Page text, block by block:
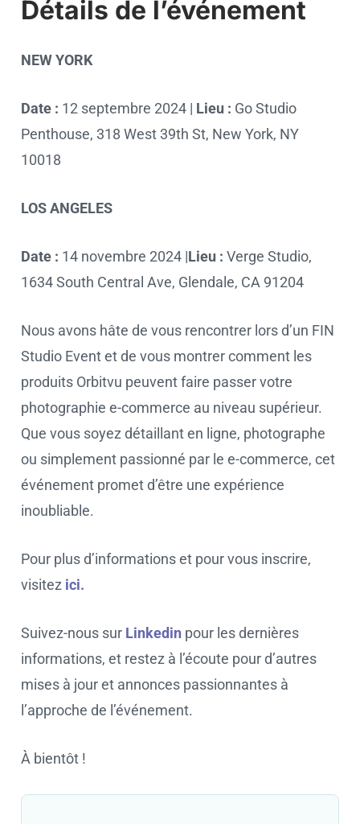
Détails de l’événement
NEW YORK
Date : 12 septembre 2024 | Lieu : Go Studio
Penthouse, 318 West 39th St, New York, NY
10018
LOS ANGELES
Date : 14 novembre 2024 |Lieu : Verge Studio,
1634 South Central Ave, Glendale, CA 91204
Nous avons hâte de vous rencontrer lors d’un FIN
Studio Event et de vous montrer comment les
produits Orbitvu peuvent faire passer votre
photographie e-commerce au niveau supérieur.
Que vous soyez détaillant en ligne, photographe
ou simplement passionné par le e-commerce, cet
événement promet d’être une expérience
inoubliable.
Pour plus d’informations et pour vous inscrire,
visitez ici.
Suivez-nous sur Linkedin pour les dernières
informations, et restez à l’écoute pour d’autres
mises à jour et annonces passionnantes à
l’approche de l’événement.
À bientôt !